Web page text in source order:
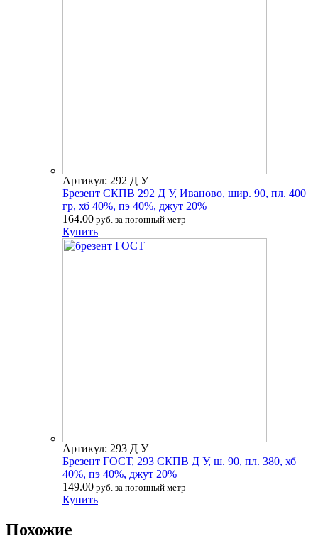
Артикул: 292 Д У
Брезент СКПВ 292 Д У, Иваново, шир. 90, пл. 400
гр, хб 40%, пэ 40%, джут 20%
164.00 руб. за погонный метр
Купить
Артикул: 293 Д У
Брезент ГОСТ, 293 СКПВ Д У, ш. 90, пл. 380, хб
40%, пэ 40%, джут 20%
149.00 руб. за погонный метр
Купить
Похожие